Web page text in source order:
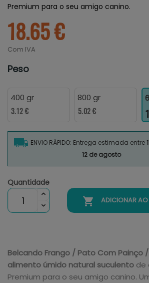
Premium para o seu amigo canino.
18.65 €
Com IVA
Peso
400 gr
3.12 €
800 gr
5.02 €
ENVIO RÁPIDO: Entrega estimada entre
12 de agosto
Quantidade
 ADICIONAR
Belcando Frango / Pato Com Painço
alimento úmido natural suculento de
Premium para o seu amigo canino.